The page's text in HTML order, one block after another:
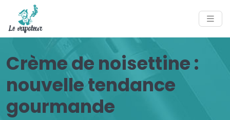
Crème de noisettine :
nouvelle tendance
gourmande